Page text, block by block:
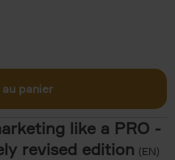
panier
like a PRO -
revised edition (EN)